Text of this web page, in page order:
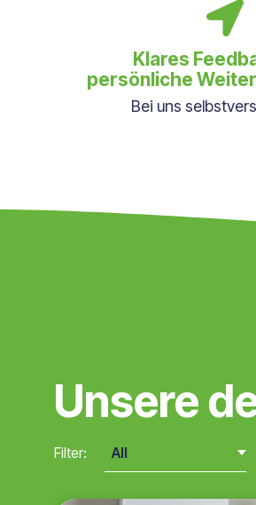
Klares
persönliche
Bei uns
Unsere
Filter: